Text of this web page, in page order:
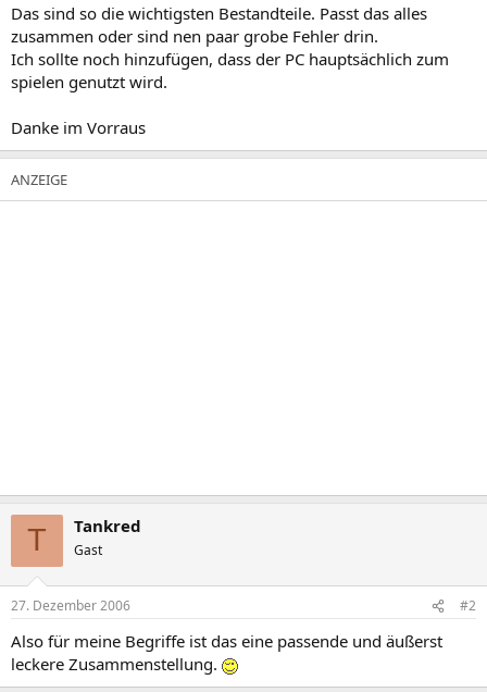
Das sind so die wichtigsten Bestandteile. Passt das alles
zusammen oder sind nen paar grobe Fehler drin.
Ich sollte noch hinzufügen, dass der PC hauptsächlich zum
spielen genutzt wird.
Danke im Vorraus
T Tankred
Gast
27. Dezember 2006 #2
Also für meine Begriffe ist das eine passende und äußerst
leckere Zusammenstellung.